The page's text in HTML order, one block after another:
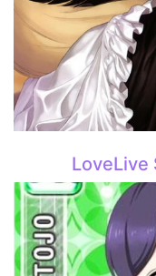
LoveLive